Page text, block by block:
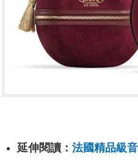
延伸閱讀： 法國精品級